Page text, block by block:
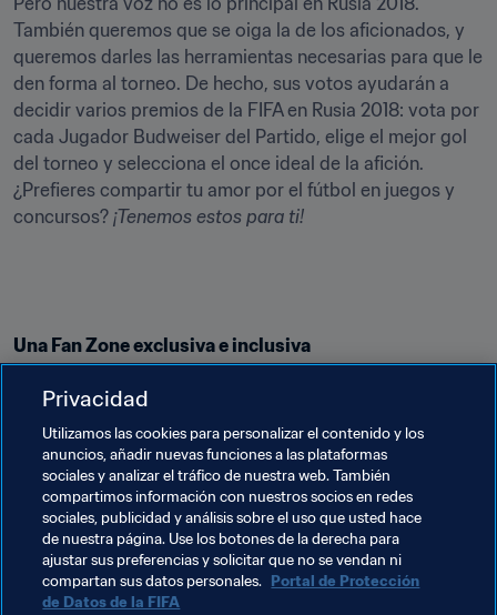
También queremos que se oiga la de los aficionados, y
queremos darles las herramientas necesarias para que le
den forma al torneo. De hecho, sus votos ayudarán a
decidir varios premios de la FIFA en Rusia 2018: vota por
cada Jugador Budweiser del Partido, elige el mejor gol
del torneo y selecciona el once ideal de la afición.
¿Prefieres compartir tu amor por el fútbol en juegos y
concursos? ¡Tenemos estos para ti!
Una Fan Zone exclusiva e inclusiva
Nuestra nueva Fan Zone de la Copa Mundial reúne en un
Copa Mundial para que puedas explorarlas más
fácilmente. Cambia cromos digitales de Panini, configura
tu equipo Fantasy, pronostica los resultados de los
partidos y la selección campeona, vota para elegir a los
mejores, participa en los concursos y gana viajes a la
Copa Mundial. Todo esto es posible a través de la Fan
Zone de la Copa Mundial.
Privacidad
Utilizamos las cookies para personalizar el contenido y los
anuncios, añadir nuevas funciones a las plataformas
sociales y analizar el tráfico de nuestra web. También
compartimos información con nuestros socios en redes
sociales, publicidad y análisis sobre el uso que usted hace
de nuestra página. Use los botones de la derecha para
ajustar sus preferencias y solicitar que no se vendan ni
compartan sus datos personales. Portal de Protección
de Datos de la FIFA